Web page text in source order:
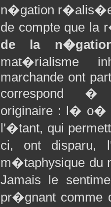
n�gation r�alis�e
de compte que la
de la
mat�rialisme
marchande ont
correspond �
originaire : l� o�
l'�tant, qui
ci, ont disparu,
m�taphysique du
Jamais le
pr�gnant comme